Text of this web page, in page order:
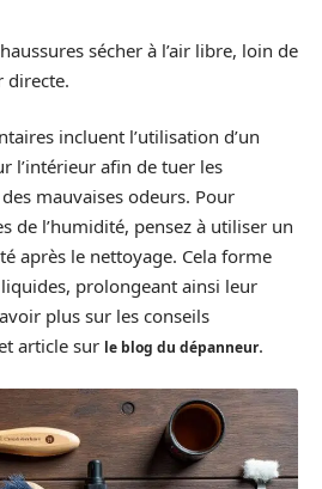
sécher à l’air libre, loin de
directe.
incluent l’utilisation d’un
l’intérieur afin de tuer les
mauvaises odeurs. Pour
de l’humidité, pensez à utiliser un
après le nettoyage. Cela forme
prolongeant ainsi leur
plus sur les conseils
article sur le blog du dépanneur.